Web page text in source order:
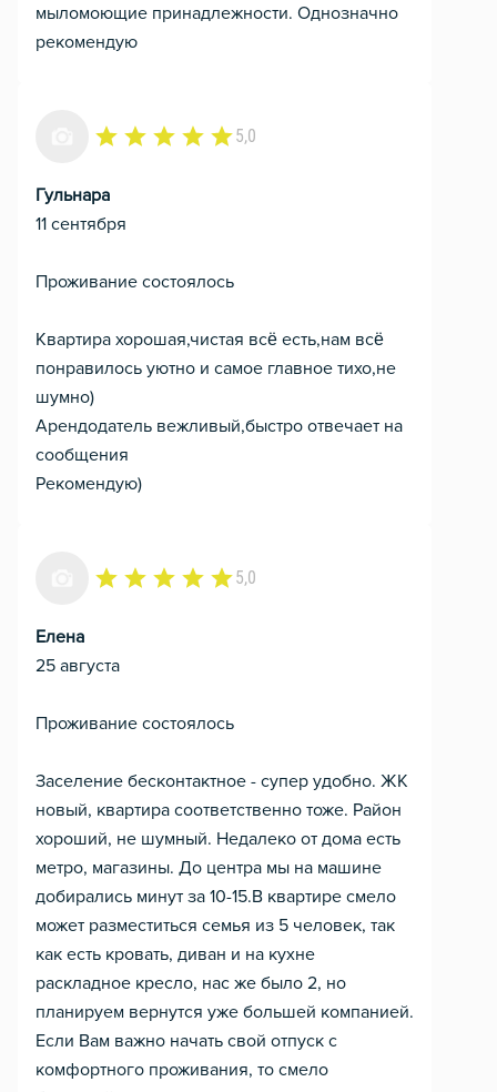
мыломоющие принадлежности. Однозначно
рекомендую
5,0
Гульнара
11 сентября
Проживание состоялось
Квартира хорошая,чистая всё есть,нам всё
понравилось уютно и самое главное тихо,не
шумно)
Арендодатель вежливый,быстро отвечает на
сообщения
Рекомендую)
5,0
Елена
25 августа
Проживание состоялось
Заселение бесконтактное - супер удобно. ЖК
новый, квартира соответственно тоже. Район
хороший, не шумный. Недалеко от дома есть
метро, магазины. До центра мы на машине
добирались минут за 10-15.В квартире смело
может разместиться семья из 5 человек, так
как есть кровать, диван и на кухне
раскладное кресло, нас же было 2, но
планируем вернутся уже большей компанией.
Если Вам важно начать свой отпуск с
комфортного проживания, то смело